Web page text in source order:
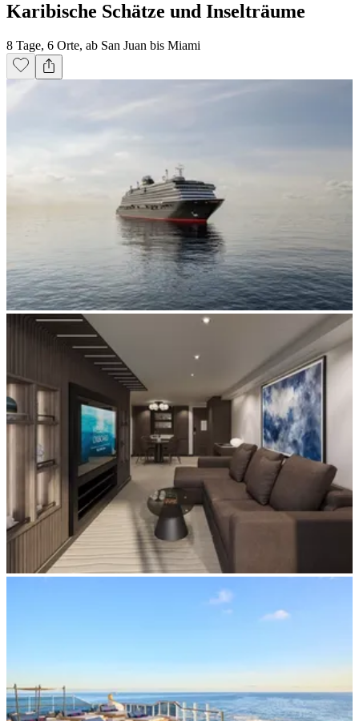
Karibische Schätze und Inselträume
8 Tage, 6 Orte, ab San Juan bis Miami